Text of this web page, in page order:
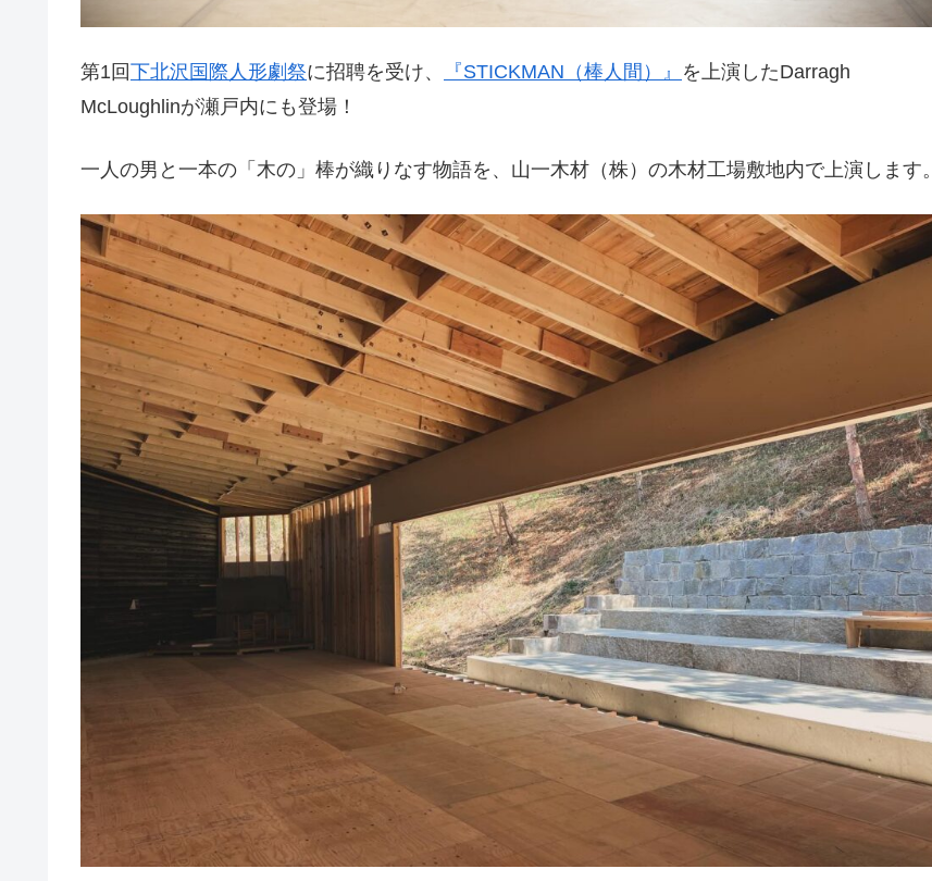
第1回下北沢国際人形劇祭に招聘を受け、 『STICKMAN（棒人間）』 を上演したDarragh
McLoughlinが瀬戸内にも登場！
一人の男と一本の「木の」棒が織りなす物語を、山一木材（株）の木材工場敷地内で上演します。